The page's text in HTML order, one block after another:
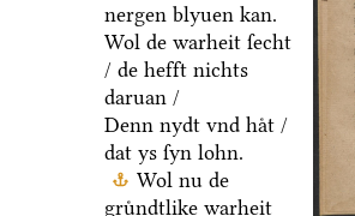
nergen blyuen kan.
Wol de warheit ſecht
/ de hefft nichts
daruan /
Denn nydt vnd haͤt /
dat ys ſyn lohn.
Wol nu de
gruͤndtlike warheit